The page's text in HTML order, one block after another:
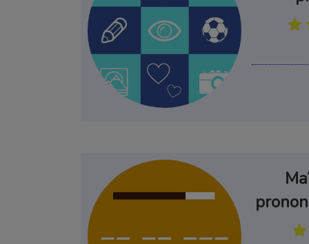
Un guide utile et
Je veux recevoir